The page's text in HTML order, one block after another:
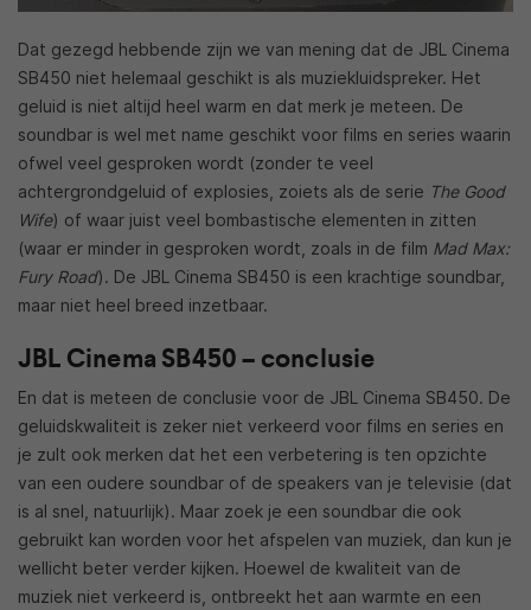
Dat gezegd hebbende zijn we van mening dat de JBL Cinema
SB450 niet helemaal geschikt is als muziekluidspreker. Het
geluid is niet altijd heel warm en dat merk je meteen. De
soundbar is wel met name geschikt voor films en series waarin
ofwel veel gesproken wordt (zonder te veel
achtergrondgeluid of explosies, zoiets als de serie The Good
Wife) of waar juist veel bombastische elementen in zitten
(waar er minder in gesproken wordt, zoals in de film Mad Max:
Fury Road). De JBL Cinema SB450 is een krachtige soundbar,
maar niet heel breed inzetbaar.
JBL Cinema SB450 – conclusie
En dat is meteen de conclusie voor de JBL Cinema SB450. De
geluidskwaliteit is zeker niet verkeerd voor films en series en
je zult ook merken dat het een verbetering is ten opzichte
van een oudere soundbar of de speakers van je televisie (dat
is al snel, natuurlijk). Maar zoek je een soundbar die ook
gebruikt kan worden voor het afspelen van muziek, dan kun je
wellicht beter verder kijken. Hoewel de kwaliteit van de
muziek niet verkeerd is, ontbreekt het aan warmte en een